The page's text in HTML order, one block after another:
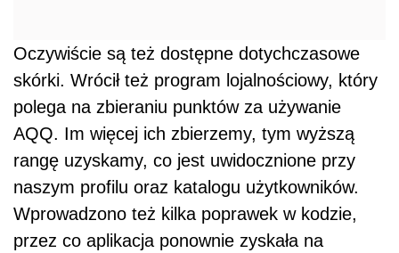
Oczywiście są też dostępne dotychczasowe
skórki. Wrócił też program lojalnościowy, który
polega na zbieraniu punktów za używanie
AQQ. Im więcej ich zbierzemy, tym wyższą
rangę uzyskamy, co jest uwidocznione przy
naszym profilu oraz katalogu użytkowników.
Wprowadzono też kilka poprawek w kodzie,
przez co aplikacja ponownie zyskała na